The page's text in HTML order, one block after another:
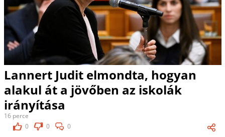
Lannert Judit elmondta, hogyan
alakul át a jövőben az iskolák
irányítása
16 perce
0
0 0